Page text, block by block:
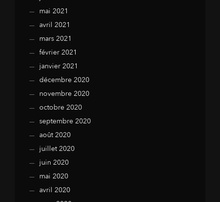
mai 2021
avril 2021
mars 2021
février 2021
janvier 2021
décembre 2020
novembre 2020
octobre 2020
septembre 2020
août 2020
juillet 2020
juin 2020
mai 2020
avril 2020